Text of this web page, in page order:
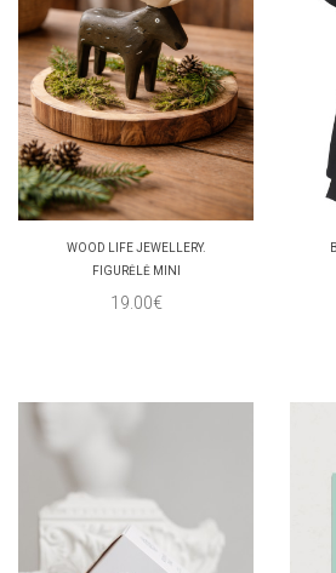
WOOD LIFE JEWELLERY.
FIGURĖLĖ MINI
19.00€